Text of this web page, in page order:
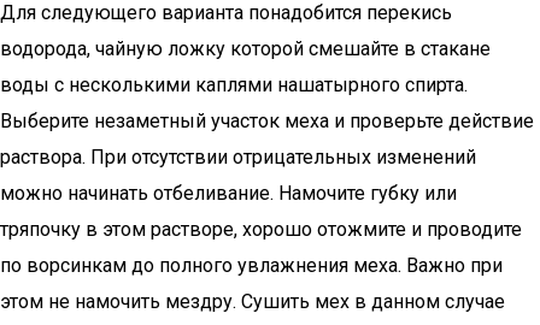
Для следующего варианта понадобится перекись
водорода, чайную ложку которой смешайте в стакане
воды с несколькими каплями нашатырного спирта.
Выберите незаметный участок меха и проверьте действие
раствора. При отсутствии отрицательных изменений
можно начинать отбеливание. Намочите губку или
тряпочку в этом растворе, хорошо отожмите и проводите
по ворсинкам до полного увлажнения меха. Важно при
этом не намочить мездру. Сушить мех в данном случае